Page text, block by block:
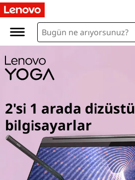
Y
g
a
n
2'si 1 arada dizüstü
bilgisayarlar